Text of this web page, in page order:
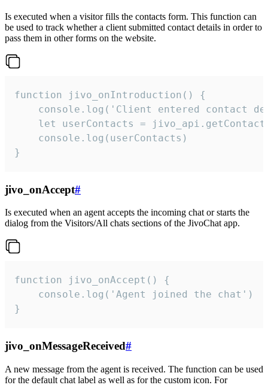
Is executed when a visitor fills the contacts form. This function can
be used to track whether a client submitted contact details in order to
pass them in other forms on the website.
function jivo_onIntroduction() {
console.log('Client entered contact
let userContacts =
    console.log(userContacts)
}
jivo_onAccept#
Is executed when an agent accepts the incoming chat or starts the
dialog from the Visitors/All chats sections of the JivoChat app.
function jivo_onAccept() {
}
jivo_onMessageReceived#
A new message from the agent is received. The function can be used
for the default chat label as well as for the custom icon. For